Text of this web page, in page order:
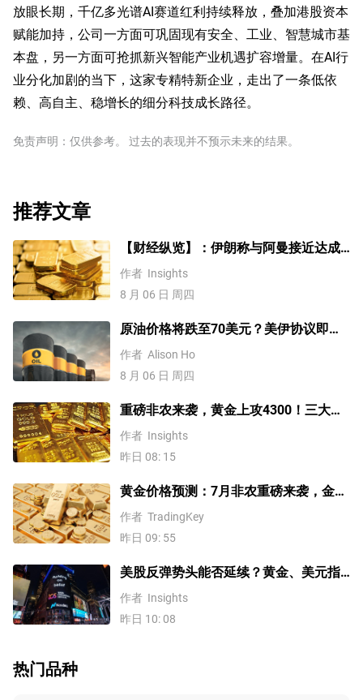
放眼长期，千亿多光谱AI赛道红利持续释放，叠加港股资本
赋能加持，公司一方面可巩固现有安全、工业、智慧城市基
本盘，另一方面可抢抓新兴智能产业机遇扩容增量。在AI行
业分化加剧的当下，这家专精特新企业，走出了一条低依
赖、高自主、稳增长的细分科技成长路径。
免责声明：仅供参考。 过去的表现并不预示未来的结果。
推荐文章
【财经纵览】：伊朗称与阿曼接近达成
协议，黄金涨超200美元、WTI原油三连
跌，道指续创历史新高！
作者 Insights
8 月 06 日 周四
原油价格将跌至70美元？美伊协议即将
达成，但小心冲突再起
作者 Alison Ho
8 月 06 日 周四
重磅非农来袭，黄金上攻4300！三大因
素预示金价升势有望延续
作者 Insights
昨日 08: 15
黄金价格预测：7月非农重磅来袭，金价
站上4300美元后还能涨吗？
作者 TradingKey
昨日 09: 55
美股反弹势头能否延续？黄金、美元指
数、费半指数、纳指100技术分析
作者 Insights
昨日 10: 08
热门品种